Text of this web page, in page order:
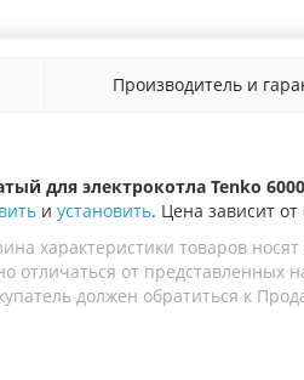
Производитель и
для электрокотла Tenko
и установить. Цена зависит
характеристики товаров
отличаться от представленных
должен обратиться к